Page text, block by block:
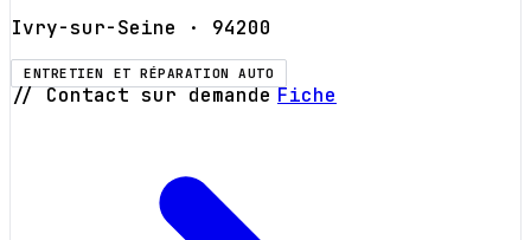
Ivry-sur-Seine · 94200
ENTRETIEN ET RÉPARATION AUTO
// Contact sur demande Fiche